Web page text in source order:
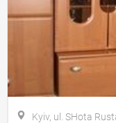
Kyiv, ul. SHota